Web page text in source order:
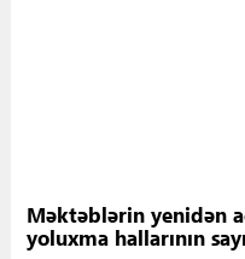
Məktəblərin yenidən
yoluxma hallarının